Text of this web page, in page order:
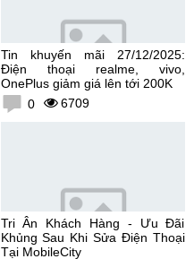
Tin khuyến mãi 27/12/2025:
Điện thoại realme, vivo,
OnePlus giảm giá lên tới 200K
0
6709
Tri Ân Khách Hàng - Ưu Đãi
Khủng Sau Khi Sửa Điện Thoại
Tại MobileCity